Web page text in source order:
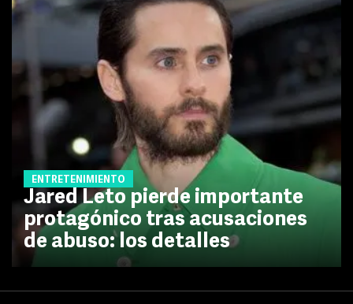
ENTRETENIMIENTO
Jared Leto pierde importante
protagónico tras acusaciones
de abuso: los detalles